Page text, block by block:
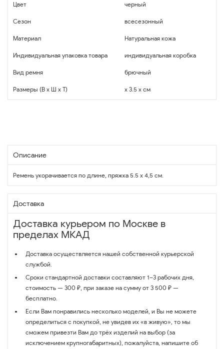
Цвет черный
Сезон всесезонный
Материал Натуральная кожа
Индивидуальная упаковка товара индивидуальная коробка
Вид ремня брючный
Размеры (В x Ш x Т) x 3.5 x см
Описание
Ремень укорачивается по длине, пряжка 5.5 х 4,5 см.
Доставка
Доставка курьером по Москве в
пределах МКАД
Доставка осуществляется нашей собственной курьерской
службой.
Сроки стандартной доставки составляют 1–3 рабочих дня,
стоимость — 300 ₽, при заказе на сумму от 3 500 ₽ —
бесплатно.
Если Вам понравились несколько моделей, и Вы не можете
определиться с покупкой, не увидев их «в живую», то мы
сможем привезти Вам до трёх изделий на выбор (за
исключением крупногабаритных), пожалуйста, напишите об